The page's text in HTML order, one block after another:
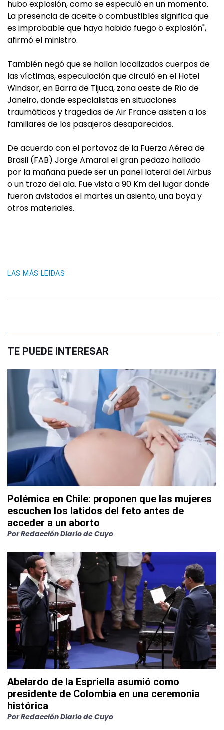
hubo explosión, como se especuló en un momento.
La presencia de aceite o combustibles significa que
es improbable que haya habido fuego o explosión",
afirmó el ministro.
También negó que se hallan localizados cuerpos de
las víctimas, especulación que circuló en el Hotel
Windsor, en Barra de Tijuca, zona oeste de Río de
Janeiro, donde especialistas en situaciones
traumáticas y tragedias de Air France asisten a los
familiares de los pasajeros desaparecidos.
De acuerdo con el portavoz de la Fuerza Aérea de
Brasil (FAB) Jorge Amaral el gran pedazo hallado
por la mañana puede ser un panel lateral del Airbus
o un trozo del ala. Fue vista a 90 Km del lugar donde
fueron avistados el martes un asiento, una boya y
otros materiales.
LAS MÁS LEIDAS
TE PUEDE INTERESAR
Polémica en Chile: proponen que las mujeres
escuchen los latidos del feto antes de
acceder a un aborto
PorRedacción Diario de Cuyo
Abelardo de la Espriella asumió como
presidente de Colombia en una ceremonia
histórica
PorRedacción Diario de Cuyo